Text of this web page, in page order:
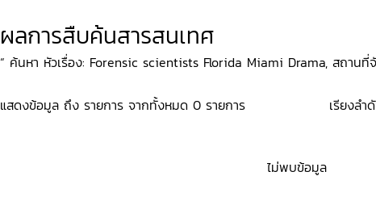
ผลการสืบค้นสารสนเทศ
“ ค้นหา หัวเรื่อง: Forensic scientists Florida Miami Drama, สถานที่
แสดงข้อมูล ถึง รายการ จากทั้งหมด 0 รายการ เรียงลำ
ไม่พบข้อมูล